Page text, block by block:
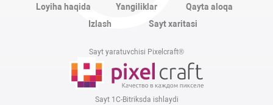
Loyiha haqida Yangiliklar
Qayta aloqa
Izlash
Sayt xaritasi
Sayt yaratuvchisi Pixelcraft®
Sayt 1C-Bitriksda ishlaydi